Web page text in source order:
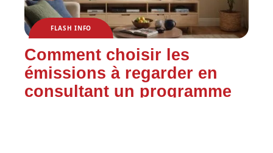
FLASH INFO
Comment choisir les
émissions à regarder en
consultant un programme